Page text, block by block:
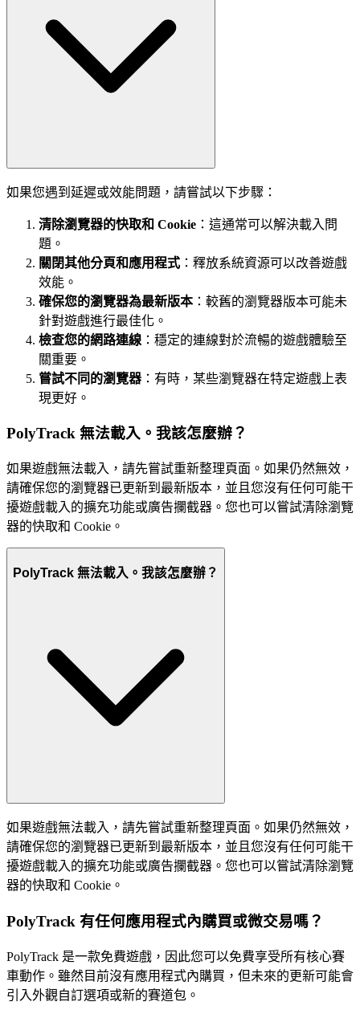
如果您遇到延遲或效能問題，請嘗試以下步驟：
清除瀏覽器的快取和 Cookie ：這通常可以解決載入問
題。
關閉其他分頁和應用程式 ：釋放系統資源可以改善遊戲
效能。
確保您的瀏覽器為最新版本：較舊的瀏覽器版本可能未
針對遊戲進行最佳化。
檢查您的網路連線 ：穩定的連線對於流暢的遊戲體驗至
關重要。
嘗試不同的瀏覽器 ：有時，某些瀏覽器在特定遊戲上表
現更好。
PolyTrack 無法載入。我該怎麼辦？
如果遊戲無法載入，請先嘗試重新整理頁面。如果仍然無效，
請確保您的瀏覽器已更新到最新版本，並且您沒有任何可能干
擾遊戲載入的擴充功能或廣告攔截器。您也可以嘗試清除瀏覽
器的快取和 Cookie。
PolyTrack 無法載入。我該怎麼辦？
如果遊戲無法載入，請先嘗試重新整理頁面。如果仍然無效，
請確保您的瀏覽器已更新到最新版本，並且您沒有任何可能干
擾遊戲載入的擴充功能或廣告攔截器。您也可以嘗試清除瀏覽
器的快取和 Cookie。
PolyTrack 有任何應用程式內購買或微交易嗎？
PolyTrack 是一款免費遊戲，因此您可以免費享受所有核心賽
車動作。雖然目前沒有應用程式內購買，但未來的更新可能會
引入外觀自訂選項或新的賽道包。